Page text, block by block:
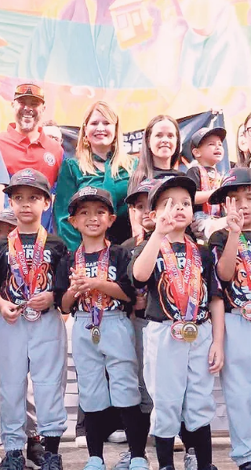
temporada en el coliseo Roger L. Mendoza con una
victoria por 90-86 sobre los Cangrejeros de Santurce. La
figura primordial de la victoria fue el centro, de 26 años y
7’2” pies, Moses Brown, con 19 puntos y 10